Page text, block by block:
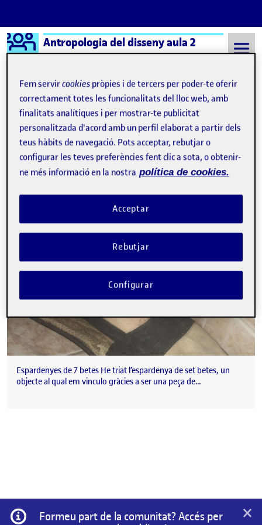
Saltar al contingut
Logo Ágora
Antropologia del disseny aula 2
Semestre 20212 - Aula 2 24 Febrer, 2022
24 Febrer, 2022
PAC 1. L’antropologia en el disseny
Publicat per
Ricard Solé I Xanxo
Data de publicació24 febrer, 2022 9:43 pm
-3 comentaris
Espardenyes de 7 betes He triat l’espardenya de set betes, un
objecte al qual em vinculo gràcies a ser una peça de…
Informació
Formeu part de la comunitat? Accés per
×
Fem servircookies pròpies i de tercers per poder-te oferir
correctament totes les funcionalitats del lloc web, amb
finalitats analítiques i per mostrar-te publicitat
personalitzada d'acord amb un perfil elaborat a partir dels
teus hàbits de navegació. Pots acceptar, rebutjar o
configurar les teves preferències fent clic a sota, o obtenir-
ne més informació en la nostra política de cookies.
Rebutjar
Acceptar
Configurar